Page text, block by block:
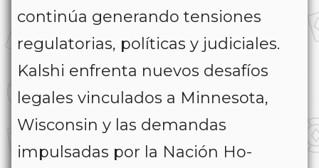
continúa generando tensiones
regulatorias, políticas y judiciales.
Kalshi enfrenta nuevos desafíos
legales vinculados a Minnesota,
Wisconsin y las demandas
impulsadas por la Nación Ho-